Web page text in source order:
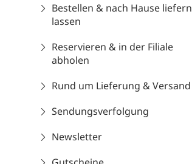
Bestellen & nach Hause liefern
lassen
Reservieren & in der Filiale
abholen
Rund um Lieferung & Versand
Sendungsverfolgung
Newsletter